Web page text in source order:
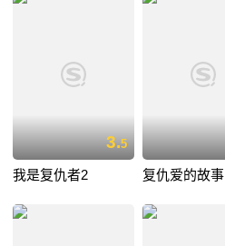
3.5
我是复仇者2 复仇爱的故事